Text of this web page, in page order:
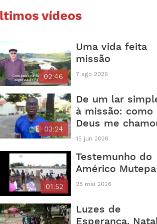
vídeos
02:46
Uma vida feita
missão
7 ago 2026
03:24
De um lar
à missão: como
Deus me
15 jun 2026
01:52
Testemunho do
Américo Mutepa
28 mai 2026
Luzes de